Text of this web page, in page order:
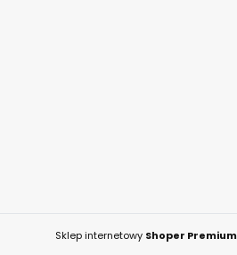
Sklep internetowy Shoper Premium